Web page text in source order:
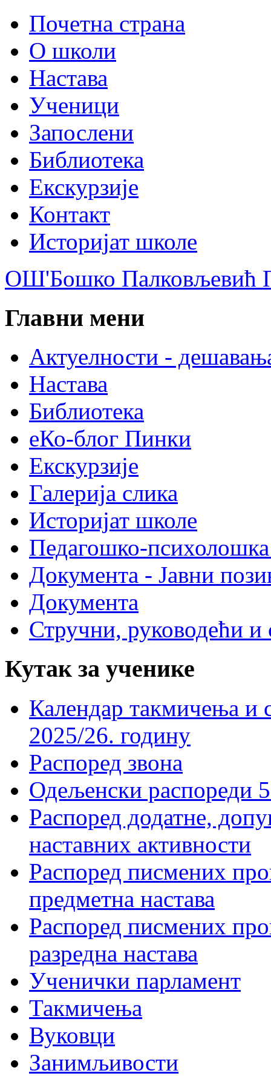
Почетна страна
О школи
Настава
Ученици
Запослени
Библиотека
Екскурзије
Контакт
Историјат школе
ОШ'Бошко Палковљевић
Главни мени
Актуелности -
Настава
Библиотека
еКо-блог Пинки
Екскурзије
Галерија слика
Историјат школе
Педагошко-психолошка
Документа - Јавни
Документа
Стручни, руководећи и
Кутак за ученике
Календар такмичења
2025/26. годину
Распоред звона
Одељенски распореди
Распоред додатне,
наставних активности
Распоред писмених
предметна настава
Распоред писмених
разредна настава
Ученички парламент
Такмичења
Вуковци
Занимљивости